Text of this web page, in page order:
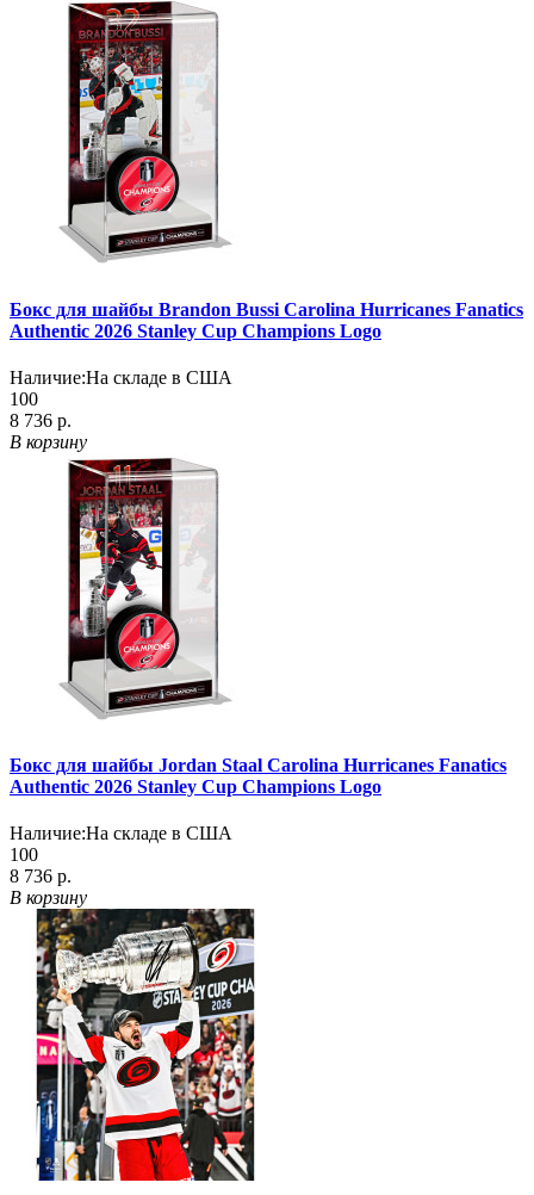
Бокс для шайбы Brandon Bussi Carolina Hurricanes Fanatics
Authentic 2026 Stanley Cup Champions Logo
Наличие:На складе в США
100
8 736 р.
В корзину
Бокс для шайбы Jordan Staal Carolina Hurricanes Fanatics
Authentic 2026 Stanley Cup Champions Logo
Наличие:На складе в США
100
8 736 р.
В корзину